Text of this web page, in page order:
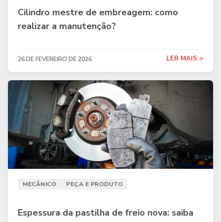
Cilindro mestre de embreagem: como
realizar a manutenção?
26 DE FEVEREIRO DE 2026 LER MAIS >
MECÂNICO PEÇA E PRODUTO
Espessura da pastilha de freio nova: saiba